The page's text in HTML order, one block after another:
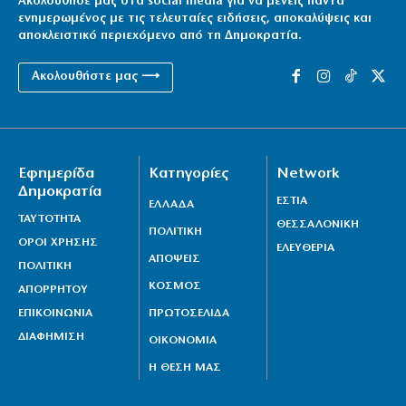
Όμηρος: Από τους ραψωδούς στα πρώτα
8|08|2026 | 19:00
Κύπρος: 318.000 ευρώ για τα Πατριαρχεία
8|08|2026 | 18:30
ενημερωμένος με τις τελευταίες ειδήσεις, αποκαλύψεις και
αποκλειστικό περιεχόμενο από τη Δημοκρατία.
Ακολουθήστε μας ⟶
Εφημερίδα
Δημοκρατία
ΤΑΥΤΟΤΗΤΑ
ΟΡΟΙ ΧΡΗΣΗΣ
ΠΟΛΙΤΙΚΗ
ΑΠΟΡΡΗΤΟΥ
ΕΠΙΚΟΙΝΩΝΙΑ
ΔΙΑΦΗΜΙΣΗ
Κατηγορίες
ΕΛΛΑΔΑ
ΠΟΛΙΤΙΚΗ
ΑΠΟΨΕΙΣ
ΚΟΣΜΟΣ
ΠΡΩΤΟΣΕΛΙΔΑ
ΟΙΚΟΝΟΜΙΑ
Η ΘΕΣΗ ΜΑΣ
Network
ΕΣΤΙΑ
ΘΕΣΣΑΛΟΝΙΚΗ
ΕΛΕΥΘΕΡΙΑ